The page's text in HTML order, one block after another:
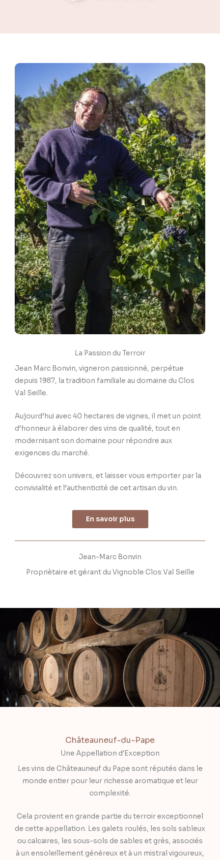
La Passion du Terroir
Jean Marc Bonvin, vigneron passionné, perpétue
depuis 1987, la tradition familiale au domaine du Clos
Val Seille.
Aujourd’hui avec 40 hectares de vignes, il met un point
d’honneur à élaborer des vins de qualité, tout en
modernisant son domaine pour répondre aux
exigences du marché.
Découvrez son univers, et laisser vous emporter par la
convivialité et l’authenticité de cet artisan du vin.
En savoir plus
Jean-Marc Bonvin
Propriètaire et gérant du Vignoble Clos Val Seille
Châteauneuf-du-Pape
Une Appellation d'Exception
Les vins de Châteauneuf du Pape sont réputés dans le
monde entier pour leur richesse aromatique et leur
complexité.
Cela provient en grande partie du terroir exceptionnel
de cette appellation. Les galets roulés, les sols sableux
ou calcaires, les sous-sols de sables et grès, associés
à un ensoleillement généreux et à un mistral vigoureux,